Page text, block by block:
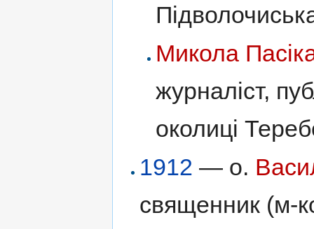
Микола
журналіст,
околиці
1912 — о.
священник (м-